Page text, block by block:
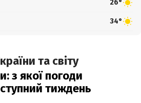
26°
34°
та світу
з якої погоди
тиждень